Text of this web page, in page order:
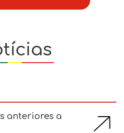
anteriores a